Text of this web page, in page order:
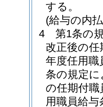
する。
(給与の内
4
第1条の
改正後の
年度任用
条の規定
の任期付
用職員給